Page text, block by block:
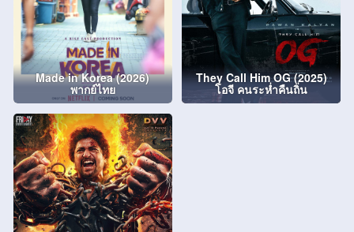
Made in Korea (2026)
พากย์ไทย
They Call Him OG (2025)
โอจี คนระห่ำคืนถิ่น